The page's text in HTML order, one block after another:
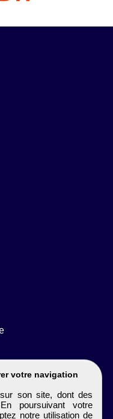
votre navigation
son site, dont des
poursuivant votre
notre utilisation de